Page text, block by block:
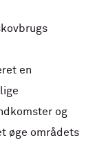
en
og
øge områdets